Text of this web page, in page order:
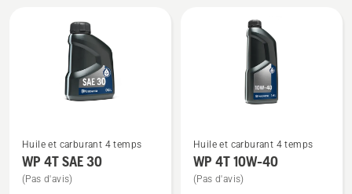
produits
plus
de
détails
Huile et carburant 4 temps
WP 4T SAE 30
(Pas d'avis)
plus
de
détails
Huile et carburant 4 temps
WP 4T 10W-40
(Pas d'avis)